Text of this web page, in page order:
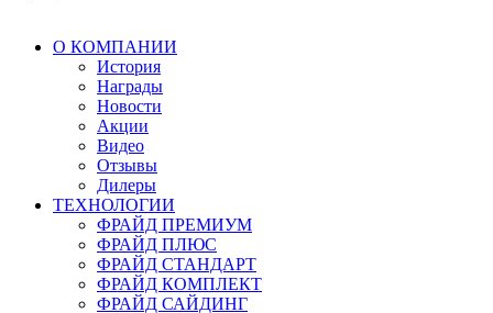
О КОМПАНИИ
История
Награды
Новости
Акции
Видео
Отзывы
Дилеры
ТЕХНОЛОГИИ
ФРАЙД ПРЕМИУМ
ФРАЙД ПЛЮС
ФРАЙД СТАНДАРТ
ФРАЙД КОМПЛЕКТ
ФРАЙД САЙДИНГ